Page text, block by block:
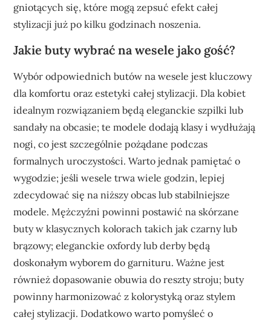
gniotących się, które mogą zepsuć efekt całej
stylizacji już po kilku godzinach noszenia.
Jakie buty wybrać na wesele jako gość?
Wybór odpowiednich butów na wesele jest kluczowy
dla komfortu oraz estetyki całej stylizacji. Dla kobiet
idealnym rozwiązaniem będą eleganckie szpilki lub
sandały na obcasie; te modele dodają klasy i wydłużają
nogi, co jest szczególnie pożądane podczas
formalnych uroczystości. Warto jednak pamiętać o
wygodzie; jeśli wesele trwa wiele godzin, lepiej
zdecydować się na niższy obcas lub stabilniejsze
modele. Mężczyźni powinni postawić na skórzane
buty w klasycznych kolorach takich jak czarny lub
brązowy; eleganckie oxfordy lub derby będą
doskonałym wyborem do garnituru. Ważne jest
również dopasowanie obuwia do reszty stroju; buty
powinny harmonizować z kolorystyką oraz stylem
całej stylizacji. Dodatkowo warto pomyśleć o